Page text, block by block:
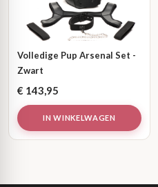
Volledige Pup Arsenal Set -
Zwart
€ 143,95
IN WINKELWAGEN